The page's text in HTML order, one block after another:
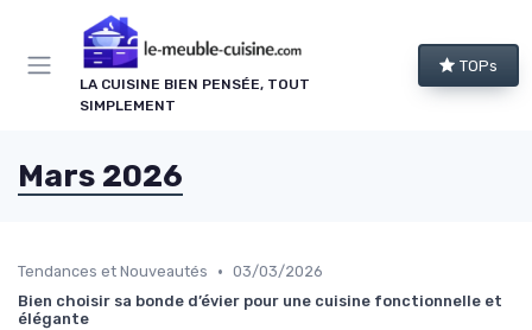
LA CUISINE BIEN PENSÉE, TOUT
SIMPLEMENT
TOPs
Mars 2026
Tendances et Nouveautés • 03/03/2026
Bien choisir sa bonde d’évier pour une cuisine fonctionnelle et
élégante
Panneau de gestion des cookies